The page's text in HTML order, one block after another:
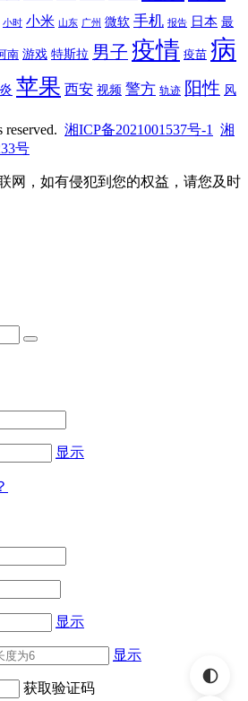
小时 小米 山东 广州 微软 手机 报告 日本 最
南 游戏 特斯拉 男子 疫情 疫苗 病
苹果 西安 视频 警方 轨迹 阳性 风
湘ICP备2021001537号-1
湘
号
网，如有侵犯到您的权益，请您及时
显示
显示
显示
获取验证码